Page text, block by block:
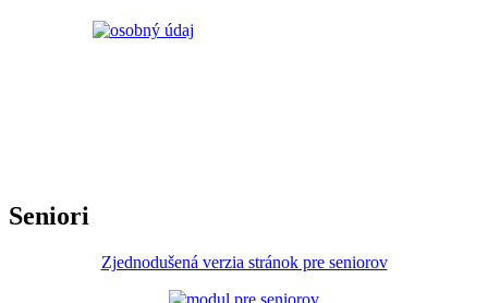
Seniori
Zjednodušená verzia stránok pre seniorov